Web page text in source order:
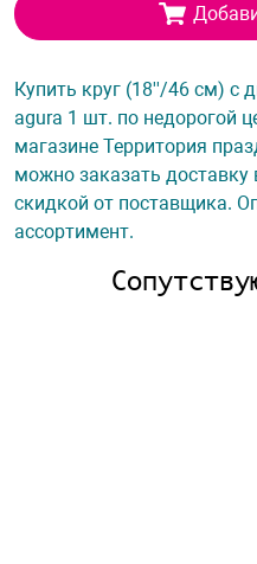
Купить круг (18''/46 см) с
agura 1 шт. по недорогой
магазине Территория
можно заказать доставку
скидкой от поставщика.
ассортимент.